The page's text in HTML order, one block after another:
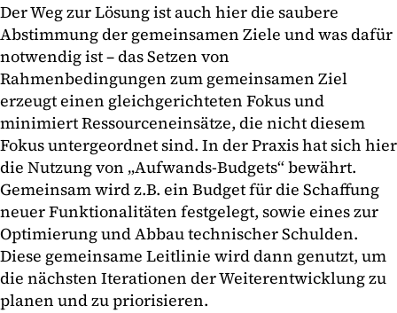
Der Weg zur Lösung ist auch hier die saubere
Abstimmung der gemeinsamen Ziele und was dafür
notwendig ist – das Setzen von
Rahmenbedingungen zum gemeinsamen Ziel
erzeugt einen gleichgerichteten Fokus und
minimiert Ressourceneinsätze, die nicht diesem
Fokus untergeordnet sind. In der Praxis hat sich hier
die Nutzung von „Aufwands-Budgets“ bewährt.
Gemeinsam wird z.B. ein Budget für die Schaffung
neuer Funktionalitäten festgelegt, sowie eines zur
Optimierung und Abbau technischer Schulden.
Diese gemeinsame Leitlinie wird dann genutzt, um
die nächsten Iterationen der Weiterentwicklung zu
planen und zu priorisieren.